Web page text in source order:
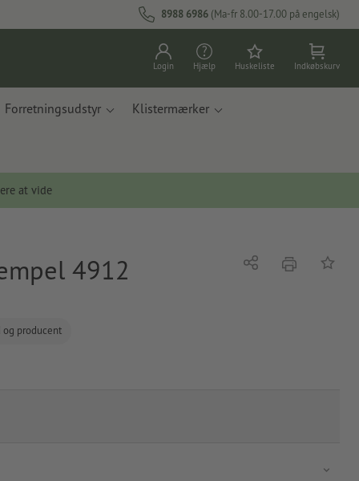
8988 6986 (Ma-fr 8.00-17.00 på engelsk)
Login Hjælp Huskeliste Indkøbskurv
Forretningsudstyr Klistermærker
at vide
4912
og producent
Del tryk Tilføj